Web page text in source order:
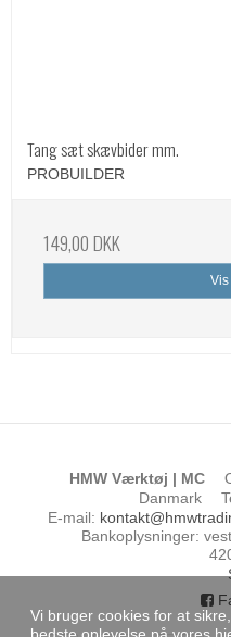
Vi bruger cookies for at
Tang sæt skævbider mm.
PROBUILDER
149,00 DKK
HMW Værktøj | MC
Danmark
E-mail:
Bankoplysninger: